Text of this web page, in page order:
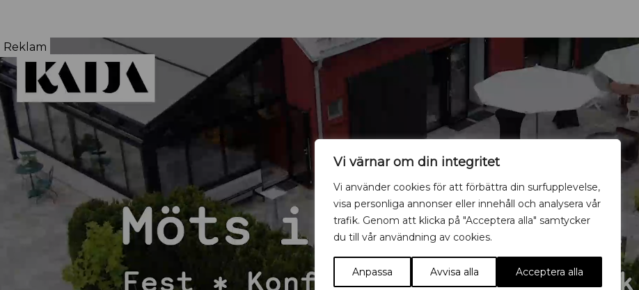
Vi värnar om din integritet
Vi använder cookies för att förbättra din surfupplevelse,
visa personliga annonser eller innehåll och analysera vår
trafik. Genom att klicka på "Acceptera alla" samtycker
du till vår användning av cookies.
Anpassa Avvisa alla Acceptera alla
Reklam